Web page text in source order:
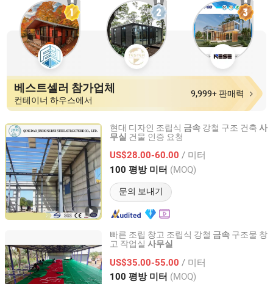
베스트셀러 참가업체
컨테이너 하우스에서
9,999+ 판매력
현대 디자인 조립식 금속 강철 구조 건축 사
무실 건물 인증 요청
US$28.00-60.00 / 미터
100 평방 미터 (MOQ)
문의 보내기
Qingdao Jinhongrui Steel Structure Co., Ltd.
Shandong, China 이후 2020
빠른 조립 창고 조립식 강철 금속 구조물 창
고 작업실 사무실
US$35.00-55.00 / 미터
100 평방 미터 (MOQ)
quanzhou ridge steel building co., ltd
Fujian, China 이후 2017